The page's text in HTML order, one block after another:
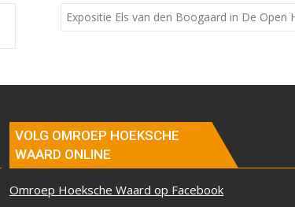
Expositie Els van den Boogaard in De Open
VOLG OMROEP HOEKSCHE
WAARD ONLINE
Omroep Hoeksche Waard op Facebook